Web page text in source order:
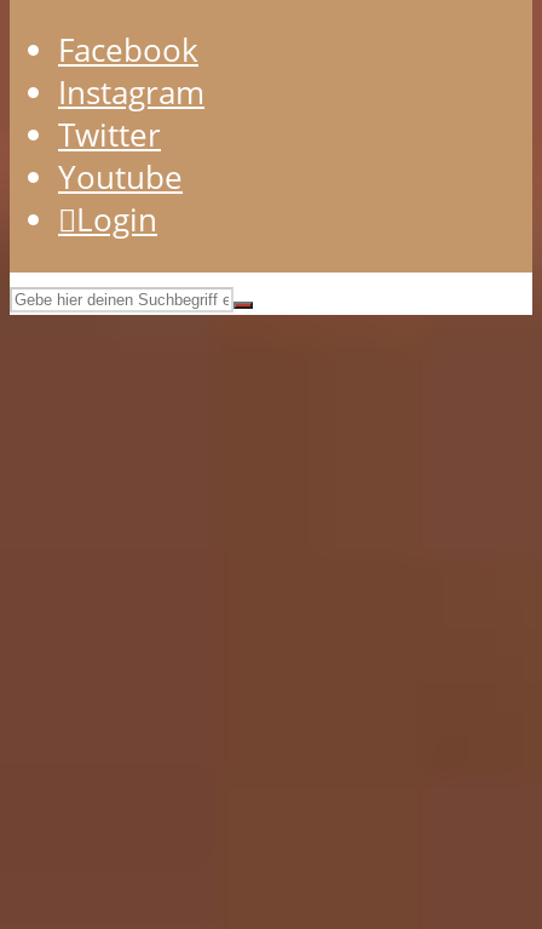
Facebook
Instagram
Twitter
Youtube
Login